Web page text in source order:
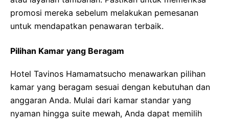
promosi mereka sebelum melakukan pemesanan
untuk mendapatkan penawaran terbaik.
Pilihan Kamar yang Beragam
Hotel Tavinos Hamamatsucho menawarkan pilihan
kamar yang beragam sesuai dengan kebutuhan dan
anggaran Anda. Mulai dari kamar standar yang
nyaman hingga suite mewah, Anda dapat memilih